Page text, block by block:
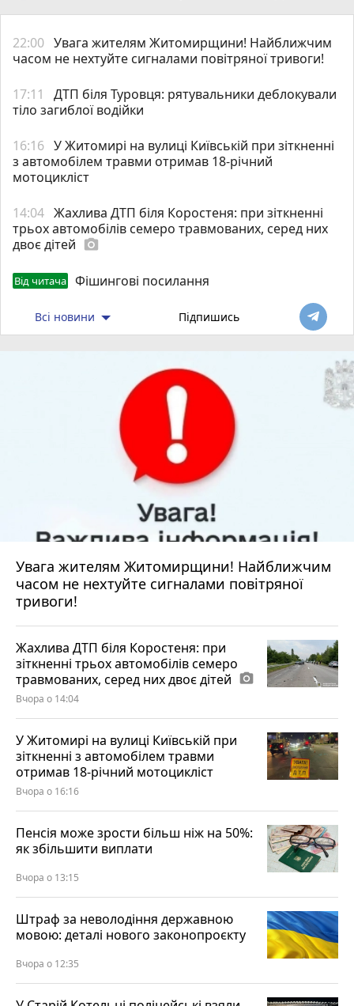
22:00 Увага жителям Житомирщини! Найближчим
часом не нехтуйте сигналами повітряної тривоги!
17:11
ДТП біля Туровця: рятувальники деблокували
тіло загиблої водійки
16:16 У Житомирі на вулиці Київській при зіткненні
з автомобілем травми отримав 18-річний
мотоцикліст
14:04 Жахлива ДТП біля Коростеня: при зіткненні
трьох автомобілів семеро травмованих, серед них
двоє дітей photo_camera
Від читача Фішингові посилання
Всі новини Підпишись
Увага жителям Житомирщини! Найближчим
часом не нехтуйте сигналами повітряної
тривоги!
Жахлива ДТП біля Коростеня: при
зіткненні трьох автомобілів семеро
травмованих, серед них двоє дітей photo_camera
Вчора о 14:04
У Житомирі на вулиці Київській при
зіткненні з автомобілем травми
отримав 18-річний мотоцикліст
Вчора о 16:16
Пенсія може зрости більш ніж на 50%:
як збільшити виплати
Вчора о 13:15
Штраф за неволодіння державною
мовою: деталі нового законопроєкту
Вчора о 12:35